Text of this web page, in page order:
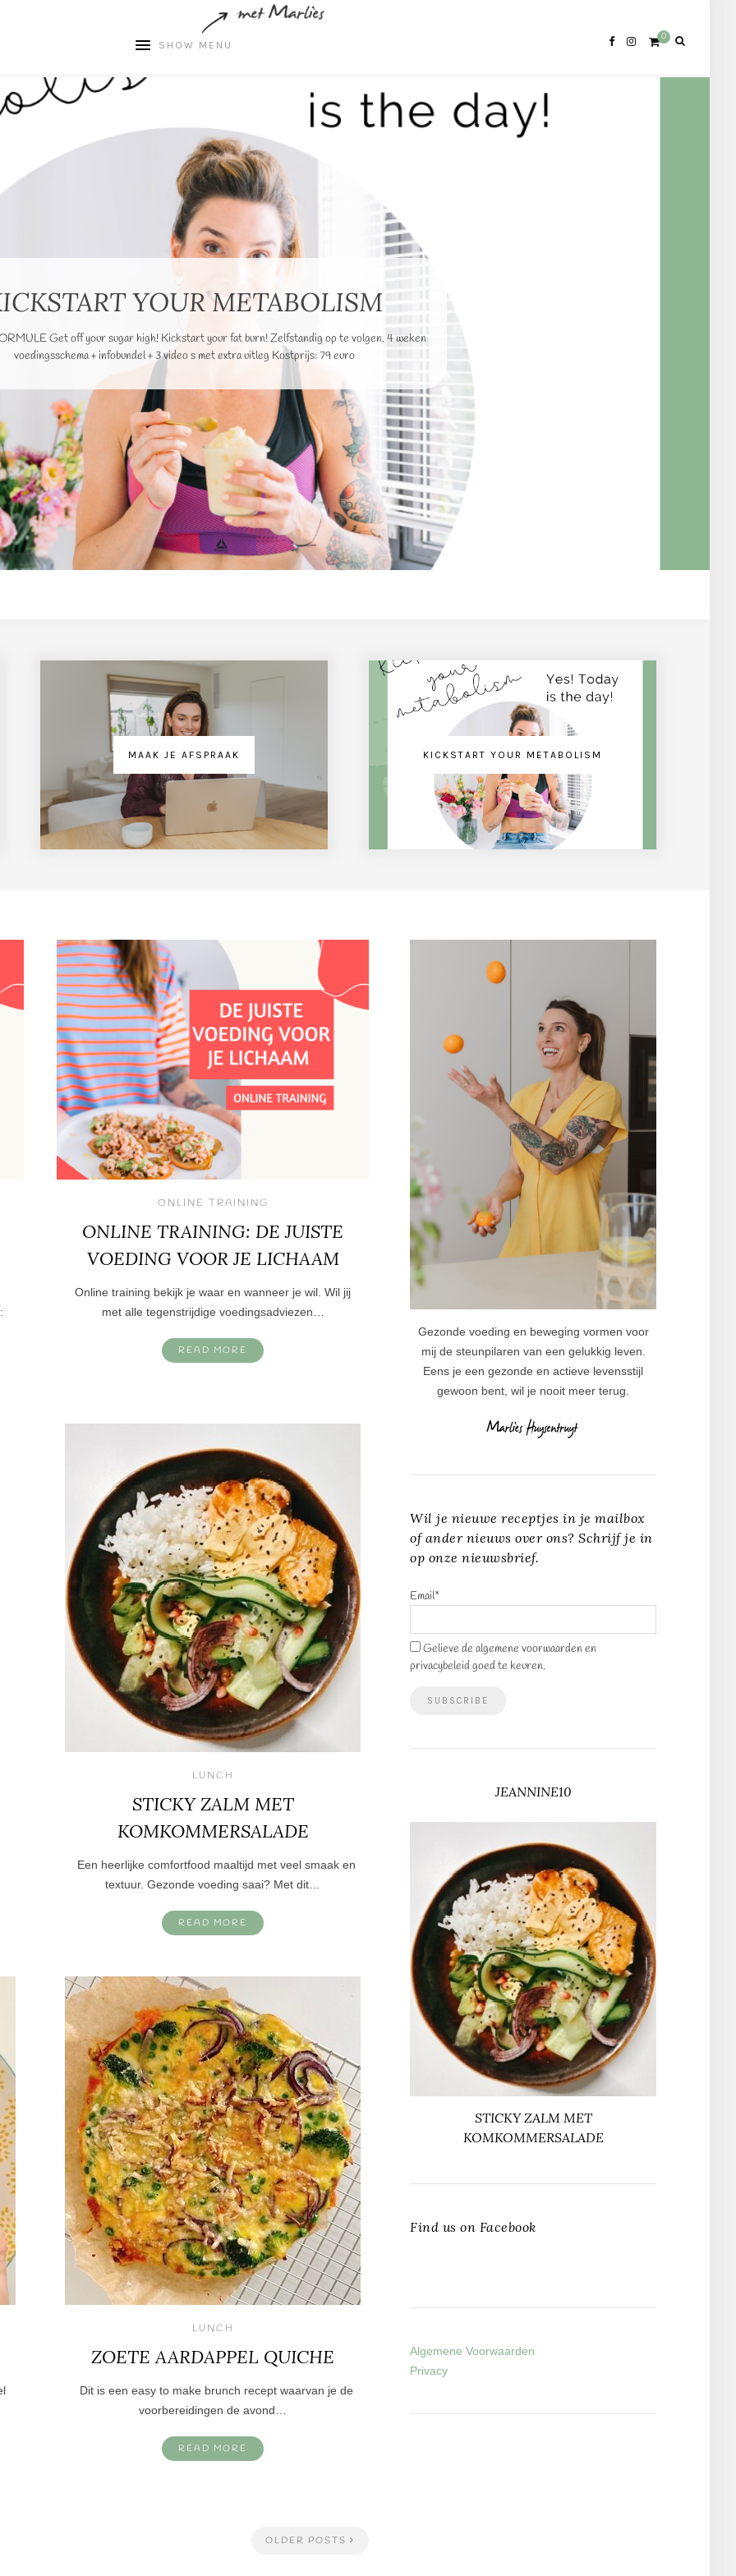
SHOW MENU
0
YOUR METABOLISM
Get off your sugar high! Kickstart your fat burn! Zelfstandig op te volgen. 4 weken
voedingsschema + infobundel + 3 video s met extra uitleg Kostprijs: 79 euro
MAAK JE AFSPRAAK KICKSTART YOUR METABOLISM
ONLINE TRAINING
ONLINE TRAINING: DE JUISTE
VOEDING VOOR JE LICHAAM
Online training bekijk je waar en wanneer je wil. Wil jij
met alle tegenstrijdige voedingsadviezen…
READ MORE
LUNCH
STICKY ZALM MET
KOMKOMMERSALADE
Een heerlijke comfortfood maaltijd met veel smaak en
textuur. Gezonde voeding saai? Met dit…
READ MORE
LUNCH
ZOETE AARDAPPEL QUICHE
Dit is een easy to make brunch recept waarvan je de
voorbereidingen de avond…
READ MORE
OLDER POSTS
Gezonde voeding en beweging vormen voor
mij de steunpilaren van een gelukkig leven.
Eens je een gezonde en actieve levensstijl
gewoon bent, wil je nooit meer terug.
Wil je nieuwe receptjes in je mailbox
of ander nieuws over ons? Schrijf je in
op onze nieuwsbrief.
Email*
Gelieve de algemene voorwaarden en
privacybeleid goed te keuren.
JEANNINE10
STICKY ZALM MET
KOMKOMMERSALADE
Find us on Facebook
Algemene Voorwaarden
Privacy